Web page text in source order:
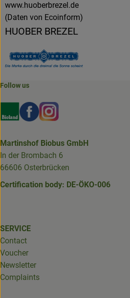
www.huoberbrezel.de
(Daten von Ecoinform)
HUOBER BREZEL
Follow us
Externer Link zu https://
Externer Link zu https://
Externer Link zu
Martinshof Biobus GmbH
In der Brombach 6
66606 Osterbrücken
Certification body: DE-ÖKO-006
SERVICE
Contact
Voucher
Newsletter
Complaints